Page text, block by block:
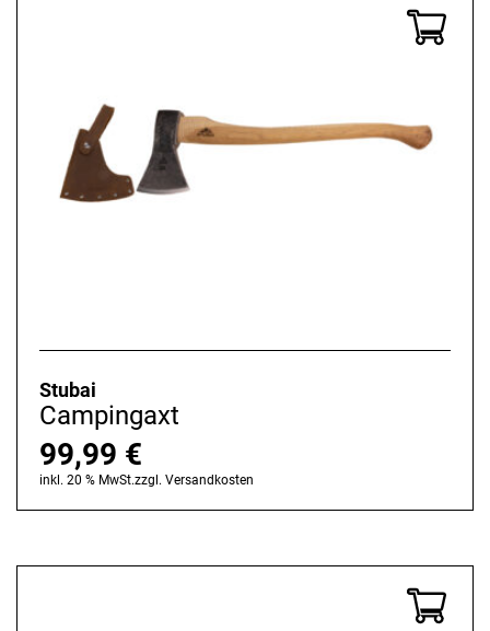
Stubai
Campingaxt
99,99 €
inkl. 20 % MwSt.zzgl. Versandkosten